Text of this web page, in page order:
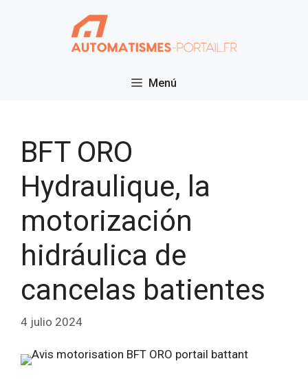
Menú
BFT ORO
Hydraulique, la
motorización
hidráulica de
cancelas batientes
4 julio 2024